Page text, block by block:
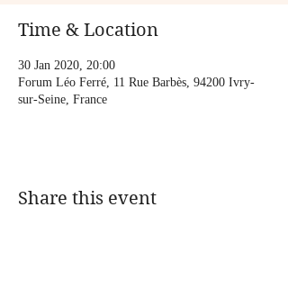
Time & Location
30 Jan 2020, 20:00
Forum Léo Ferré, 11 Rue Barbès, 94200 Ivry-
sur-Seine, France
Share this event